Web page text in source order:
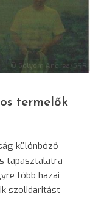
© Sólyom Andrea/SRR
termelők
különböző
tapasztalatra
több hazai
szolidaritást